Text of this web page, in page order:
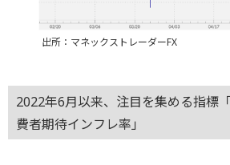
出所：マネックストレーダーFX
2022年6月以来、注目を集める指標
費者期待インフレ率」